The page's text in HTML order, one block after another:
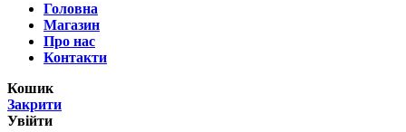
Головна
Магазин
Про нас
Контакти
Кошик
Закрити
Увійти